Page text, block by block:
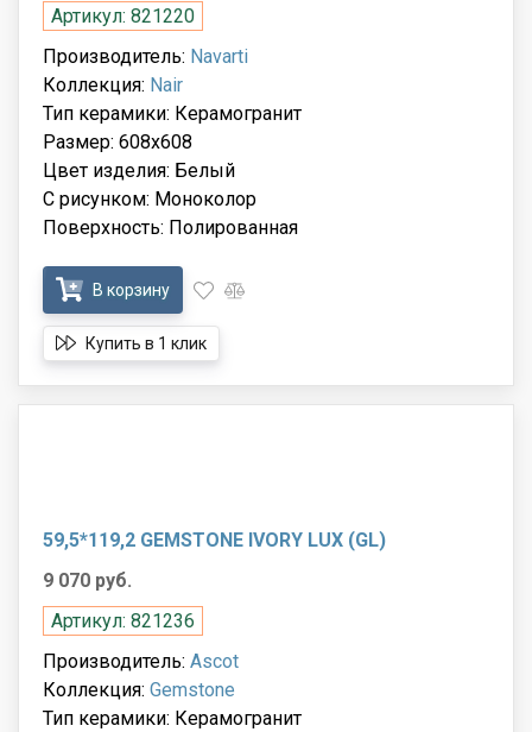
Артикул: 821220
Производитель: Navarti
Коллекция: Nair
Тип керамики: Керамогранит
Размер: 608x608
Цвет изделия: Белый
С рисунком: Моноколор
Поверхность: Полированная
В корзину
Купить в 1 клик
59,5*119,2 GEMSTONE IVORY LUX (GL)
9 070 руб.
Артикул: 821236
Производитель: Ascot
Коллекция: Gemstone
Тип керамики: Керамогранит